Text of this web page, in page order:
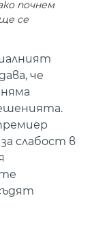
почнем
се
че
слабост в